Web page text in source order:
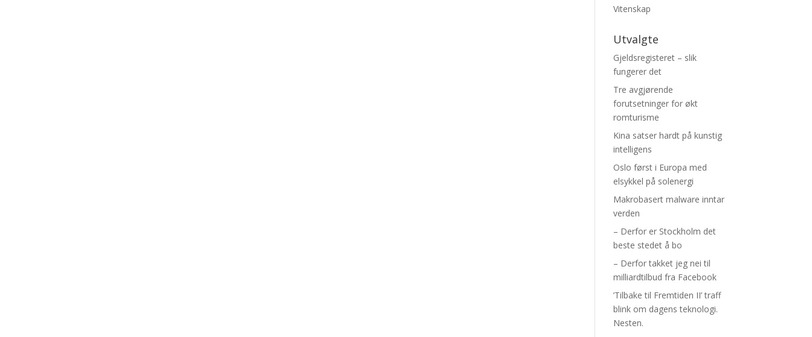
Vitenskap
Utvalgte
Gjeldsregisteret – slik
fungerer det
Tre avgjørende
forutsetninger for økt
romturisme
Kina satser hardt på kunstig
intelligens
Oslo først i Europa med
elsykkel på solenergi
Makrobasert malware inntar
verden
– Derfor er Stockholm det
beste stedet å bo
– Derfor takket jeg nei til
milliardtilbud fra Facebook
’Tilbake til Fremtiden II’ traff
blink om dagens teknologi.
Nesten.